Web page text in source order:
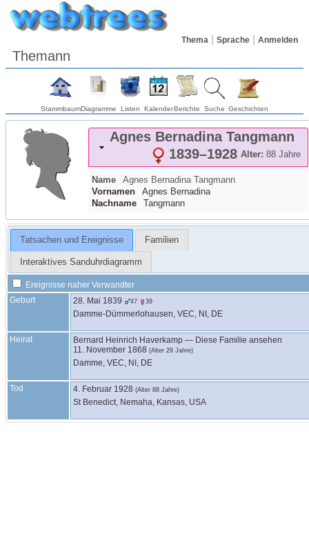
Thema Sprache Anmelden
Themann
StammbaumDiagramme Listen KalenderBerichte Suche Geschichten
Agnes Bernadina Tangmann
Alter: 88 Jahre
1839–1928
Name Agnes Bernadina Tangmann
Vornamen
Agnes Bernadina
Nachname
Tangmann
Tatsachen und Ereignisse Familien
Interaktives Sanduhrdiagramm
Ereignisse naher Verwandter
Geburt
28. Mai 1839 47 39
Damme-Dümmerlohausen, VEC, NI, DE
Heirat Bernard Heinrich Haverkamp — Diese Familie ansehen
11. November 1868 (Alter 29 Jahre)
Damme, VEC, NI, DE
Tod 4. Februar 1928 (Alter 88 Jahre)
St Benedict, Nemaha, Kansas, USA